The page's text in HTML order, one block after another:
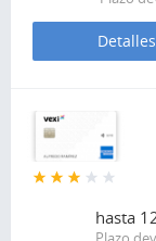
Detalles
hasta